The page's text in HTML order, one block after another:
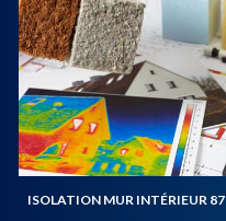
ISOLATION MUR INTÉRIEUR 87